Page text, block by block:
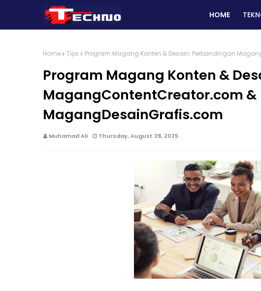
HOME
Home Tips Program Magang Konten & Desain: Perbandingan
Program Magang Konten &
MagangContentCreator.com &
MagangDesainGrafis.com
Muhamad Ali Thursday, August 28, 2025